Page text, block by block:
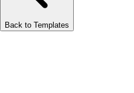
Back to Templates